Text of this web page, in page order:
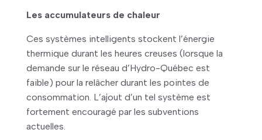
Les accumulateurs de chaleur
Ces systèmes intelligents stockent l’énergie
thermique durant les heures creuses (lorsque la
demande sur le réseau d’Hydro-Québec est
faible) pour la relâcher durant les pointes de
consommation. L’ajout d’un tel système est
fortement encouragé par les subventions
actuelles.